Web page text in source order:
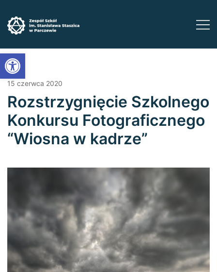
Open toolbar
do
treści
15 czerwca 2020
Rozstrzygnięcie Szkolnego
Konkursu Fotograficznego
“Wiosna w kadrze”